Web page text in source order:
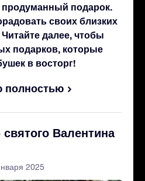
продуманный подарок.
своих близких
далее, чтобы
подарков, которые
в восторг!
полностью
Валентина
2025